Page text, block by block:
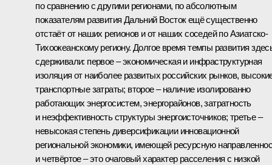
по сравнению с другими регионами, по абсолютным
показателям развития Дальний Восток ещё существенно
отстаёт от наших регионов и от наших соседей по Азиатско-
Тихоокеанскому региону. Долгое время темпы развития
сдерживали: первое – экономическая и инфраструктурная
изоляция от наиболее развитых российских рынков,
транспортные затраты; второе – наличие изолированно
работающих энергосистем, энергорайонов, затратность
и неэффективность структуры энергоисточников; третье –
невысокая степень диверсификации инновационной
региональной экономики, имеющей ресурсную
и четвёртое – это очаговый характер расселения с низкой